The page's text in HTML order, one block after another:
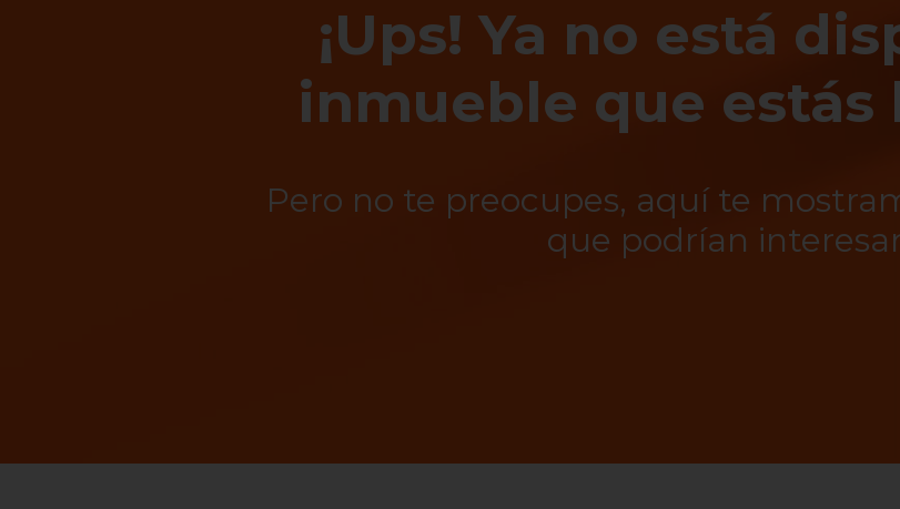
¡Ups! Ya no está
inmueble que estás
Pero no te preocupes, aquí te
que podrían